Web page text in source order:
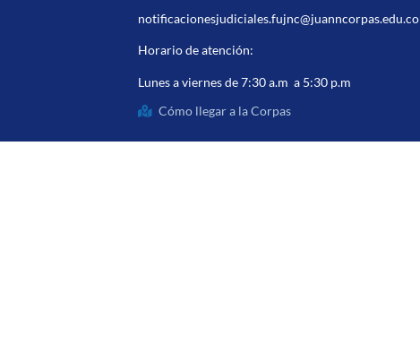
notificacionesjudiciales.fujnc@juanncorpas.edu.co
Horario de atención:
Lunes a viernes de 7:30 a.m a 5:30 p.m
Cómo llegar a la Corpas